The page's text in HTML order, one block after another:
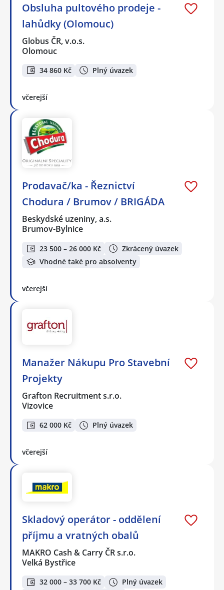
Obsluha pultového prodeje -
lahůdky (Olomouc)
Globus ČR, v.o.s.
Olomouc
34 860 Kč Plný úvazek
včerejší
Prodavač/ka - Řeznictví
Chodura / Brumov / BRIGÁDA
Beskydské uzeniny, a.s.
Brumov-Bylnice
23 500 – 26 000 Kč
Zkrácený úvazek
Vhodné také pro absolventy
včerejší
Manažer Nákupu Pro Stavební
Projekty
Grafton Recruitment s.r.o.
Vizovice
62 000 Kč Plný úvazek
včerejší
Skladový operátor - oddělení
příjmu a vratných obalů
MAKRO Cash & Carry ČR s.r.o.
Velká Bystřice
32 000 – 33 700 Kč
Plný úvazek